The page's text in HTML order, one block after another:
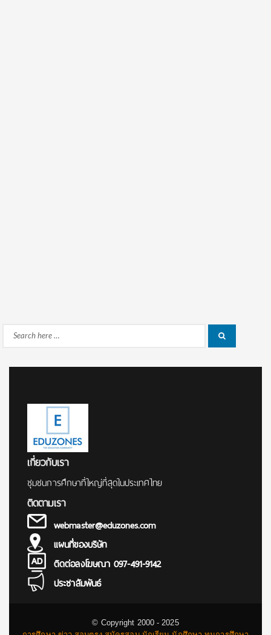
Search
เกี่ยวกับเรา
ชุมชนการศึกษาที่ใหญ่ที่สุดในประเทศไทย
ติดตามเรา
webmaster@eduzones.com
แผนที่ของบริษัท
ติดต่อลงโฆษณา 097-491-9142
ประชาสัมพันธ์
© Copyright 2000 - 2025